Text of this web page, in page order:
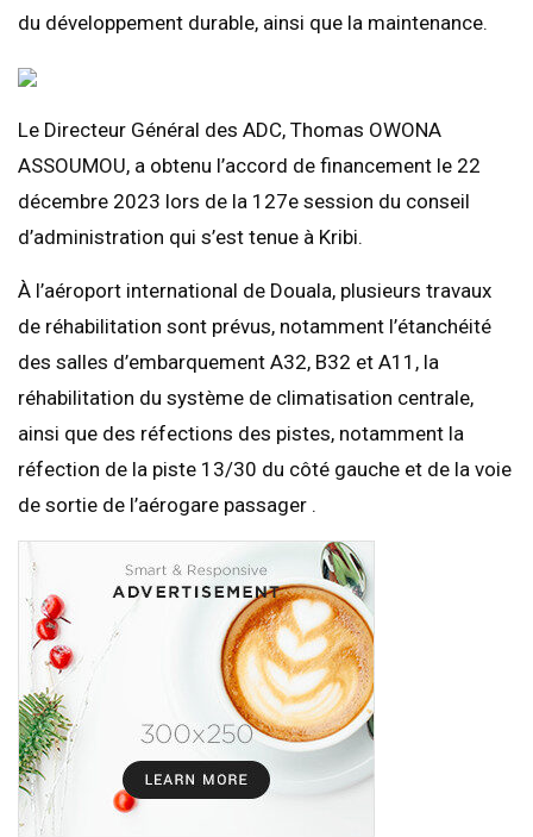
du développement durable, ainsi que la maintenance.
Le Directeur Général des ADC, Thomas OWONA
ASSOUMOU, a obtenu l’accord de financement le 22
décembre 2023 lors de la 127e session du conseil
d’administration qui s’est tenue à Kribi.
À l’aéroport international de Douala, plusieurs travaux
de réhabilitation sont prévus, notamment l’étanchéité
des salles d’embarquement A32, B32 et A11, la
réhabilitation du système de climatisation centrale,
ainsi que des réfections des pistes, notamment la
réfection de la piste 13/30 du côté gauche et de la voie
de sortie de l’aérogare passager .